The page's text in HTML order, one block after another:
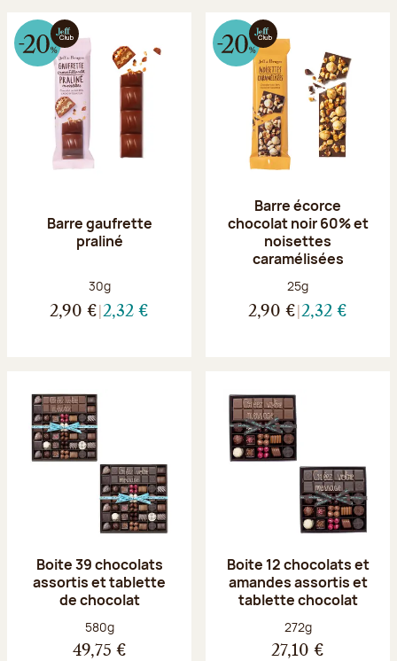
Barre gaufrette
praliné
Poids net :
30g
2,90 € 2,32 €
Barre écorce
chocolat noir 60% et
noisettes
caramélisées
Poids net :
25g
2,90 € 2,32 €
Boite 39 chocolats
assortis et tablette
de chocolat
Poids net :
580g
49,75 €
Boite 12 chocolats et
amandes assortis et
tablette chocolat
Poids net :
272g
27,10 €